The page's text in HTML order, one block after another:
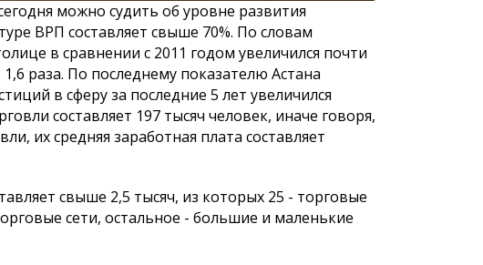
можно судить об уровне развития
ВРП составляет свыше 70%. По словам
в сравнении с 2011 годом увеличился почти
раза. По последнему показателю Астана
в сферу за последние 5 лет увеличился
составляет 197 тысяч человек, иначе говоря,
их средняя заработная плата составляет
свыше 2,5 тысяч, из которых 25 - торговые
сети, остальное - большие и маленькие